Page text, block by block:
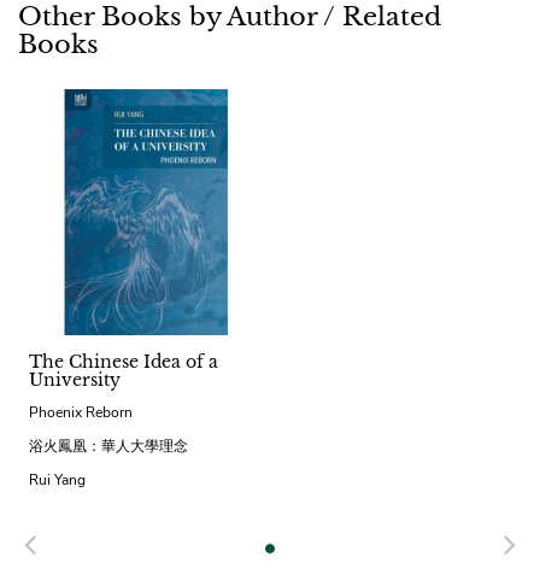
Other Books by Author / Related
Books
The Chinese Idea of a
University
Phoenix Reborn
浴火鳳凰：華人大學理念
Rui Yang
Previous